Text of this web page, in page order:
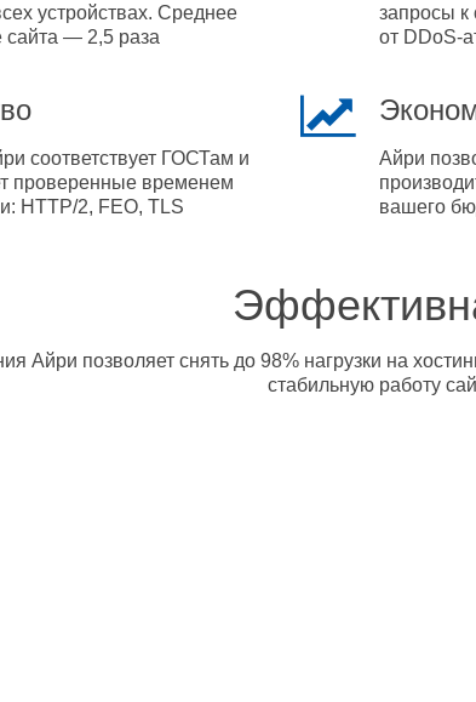
устройствах. Среднее
сайта — 2,5 раза
запросы к
от DDoS-
соответствует ГОСТам и
проверенные временем
HTTP/2, FEO, TLS
Айри
вашего
Айри позволяет снять до 98% нагрузки на
стабильную работу